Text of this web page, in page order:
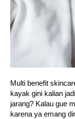
Multi benefit
kayak gini kalian
jarang? Kalau gue
karena ya emang